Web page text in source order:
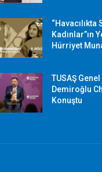
“Havacılıkta
Kadınlar”ın
Hürriyet
TUSAŞ
Demiroğlu
Konuştu